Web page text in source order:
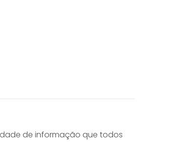
de informação que todos